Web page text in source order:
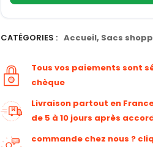
CATÉGORIES : Accueil, Sacs
Tous vos paiements sont
chèque
Livraison partout en
de 5 à 10 jours après
commande chez nous ?